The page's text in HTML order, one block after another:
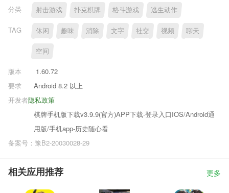
分类
射击游戏 扑克棋牌 格斗游戏 逃生动作
TAG 休闲 趣味 消除 文字 社交 视频 聊天
空间
版本
1.60.72
要求
Android 8.2 以上
隐私政策
开发者
棋牌手机版下载v3.9.9(官方)APP下载-登录入口IOS/Android通
用版/手机app-历史随心看
备案号：豫B2-20030028-29
相关应用推荐 更多